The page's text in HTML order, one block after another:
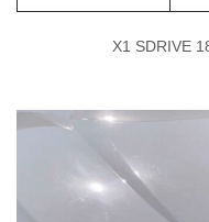
X1 SDRIVE